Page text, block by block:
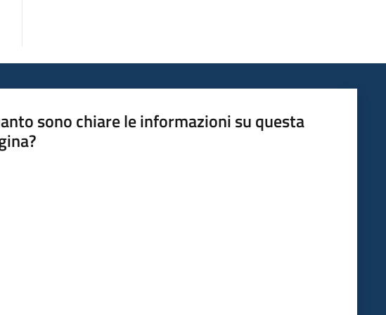
sono chiare le informazioni su questa